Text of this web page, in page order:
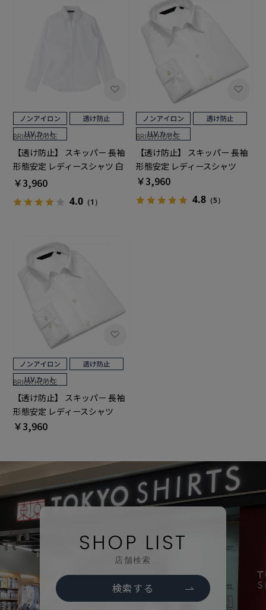
BRICK HOUSE
【透け防止】 スキッパー 長袖
形態安定 レディースシャツ 白
無地
￥3,960
4.0（1）
BRICK HOUSE
【透け防止】 スキッパー 長袖
形態安定 レディースシャツ
￥3,960
4.8 （5）
BRICK HOUSE
【透け防止】 スキッパー 長袖
形態安定 レディースシャツ
￥3,960
SHOP LIST
店舗検索
検索する